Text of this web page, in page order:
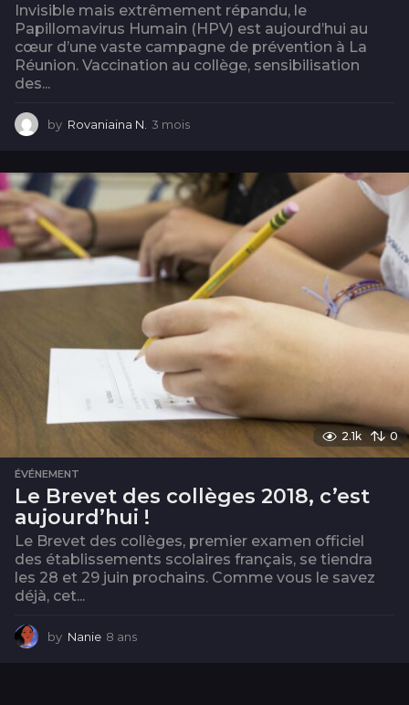
Invisible mais extrêmement répandu, le
Papillomavirus Humain (HPV) est aujourd’hui au
cœur d’une vaste campagne de prévention à La
Réunion. Vaccination au collège, sensibilisation
des...
by Rovaniaina N. 3 mois
i
s
2.1k 0
ÉVÉNEMENT
Le Brevet des collèges 2018, c’est
aujourd’hui !
Le Brevet des collèges, premier examen officiel
des établissements scolaires français, se tiendra
les 28 et 29 juin prochains. Comme vous le savez
déjà, cet...
by Nanie 8 ans